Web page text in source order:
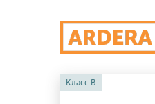
Класс B